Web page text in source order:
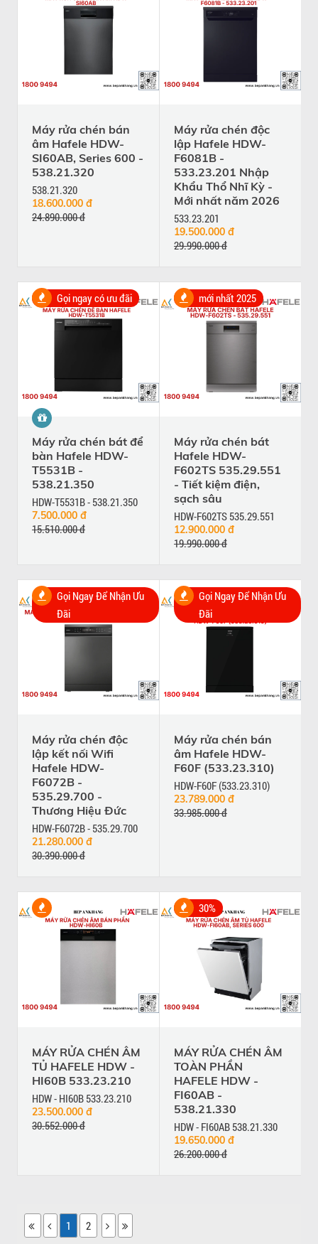
Máy rửa chén bán
âm Hafele HDW-
SI60AB, Series 600 -
538.21.320
538.21.320
18.600.000 đ
24.890.000 đ
Máy rửa chén độc
lập Hafele HDW-
F6081B -
533.23.201 Nhập
Khẩu Thổ Nhĩ Kỳ -
Mới nhất năm 2026
533.23.201
19.500.000 đ
29.990.000 đ
Gọi ngay có ưu đãi
Máy rửa chén bát để
bàn Hafele HDW-
T5531B -
538.21.350
HDW-T5531B - 538.21.350
7.500.000 đ
15.510.000 đ
mới nhất 2025
Máy rửa chén bát
Hafele HDW-
F602TS 535.29.551
- Tiết kiệm điện,
sạch sâu
HDW-F602TS 535.29.551
12.900.000 đ
19.990.000 đ
Gọi Ngay Để Nhận Ưu
Đãi
Máy rửa chén độc
lập kết nối Wifi
Hafele HDW-
F6072B -
535.29.700 -
Thương Hiệu Đức
HDW-F6072B - 535.29.700
21.280.000 đ
30.390.000 đ
Gọi Ngay Để Nhận Ưu
Đãi
Máy rửa chén bán
âm Hafele HDW-
F60F (533.23.310)
HDW-F60F (533.23.310)
23.789.000 đ
33.985.000 đ
MÁY RỬA CHÉN ÂM
TỦ HAFELE HDW -
HI60B 533.23.210
HDW - HI60B 533.23.210
23.500.000 đ
30.552.000 đ
30%
MÁY RỬA CHÉN ÂM
TOÀN PHẦN
HAFELE HDW -
FI60AB -
538.21.330
HDW - FI60AB 538.21.330
19.650.000 đ
26.200.000 đ
1 2